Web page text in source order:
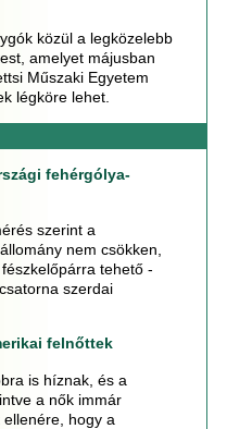
közül a legközelebb
amelyet májusban
Műszaki Egyetem
légköre lehet.
fehérgólya-
szerint a
nem csökken,
tehető -
szerdai
felnőttek
is híznak, és a
a nők immár
hogy a